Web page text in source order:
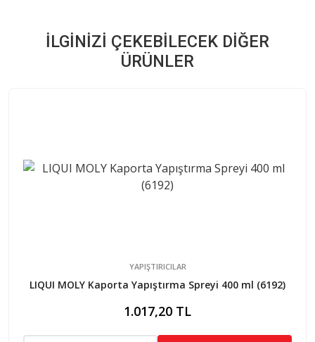
İLGINIZI ÇEKEBILECEK DIĞER
ÜRÜNLER
YAPIŞTIRICILAR
LIQUI MOLY Kaporta Yapıştırma Spreyi 400 ml (6192)
1.017,20 TL